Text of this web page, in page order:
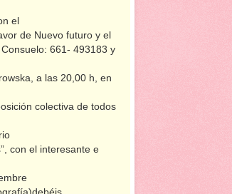
el
de Nuevo futuro y el
661- 493183 y
a las 20,00 h, en
colectiva de todos
con el interesante e